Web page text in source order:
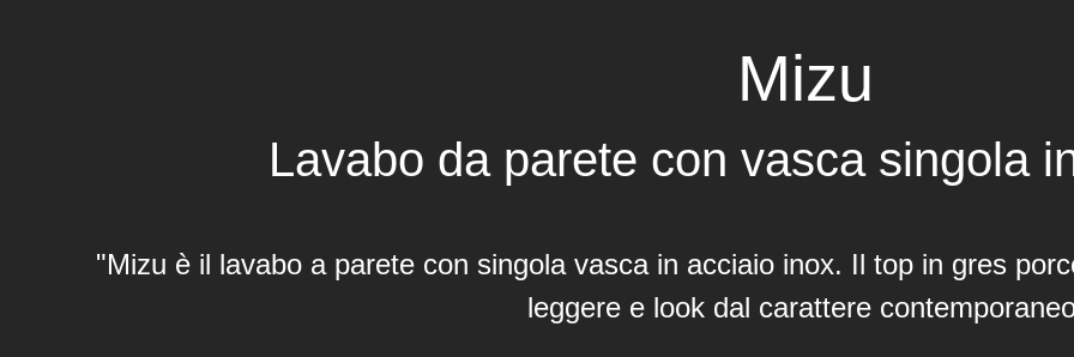
Mizu
Lavabo da parete con vasca singola
"Mizu è il lavabo a parete con singola vasca in acciaio inox. Il top in gres
leggere e look dal carattere